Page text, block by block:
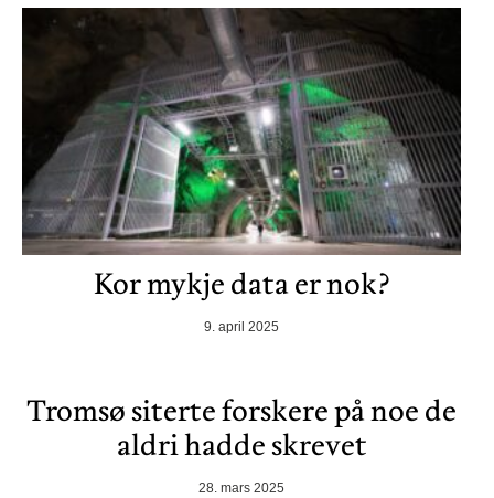
Kor mykje data er nok?
9. april 2025
Tromsø siterte forskere på noe de
aldri hadde skrevet
28. mars 2025